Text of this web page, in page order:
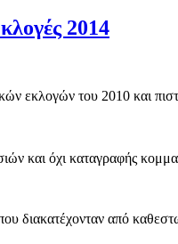
2014
εκλογών του 2010 και
και όχι καταγραφής
διακατέχονταν από